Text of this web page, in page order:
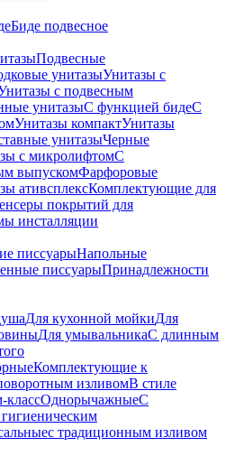
Биде пoдвеснoе
Подвесные
унитазыУнитазы с
с подвесным
унитазыС функцией бидеС
Унитазы компактУнитазы
унитазыЧерные
с микролифтомC
выпускомФарфоровые
ативсплексКомплектующие для
покрытий для
инсталляции
писсуарыНапольные
писсуарыПринадлежности
Для кухонной мойкиДля
Для умывальникаС длинным
Комплектующие к
изливомВ стиле
ОднорычажныеС
с традиционным изливом